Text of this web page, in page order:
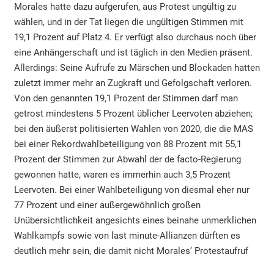
Morales hatte dazu aufgerufen, aus Protest ungültig zu
wählen, und in der Tat liegen die ungültigen Stimmen mit
19,1 Prozent auf Platz 4. Er verfügt also durchaus noch über
eine Anhängerschaft und ist täglich in den Medien präsent.
Allerdings: Seine Aufrufe zu Märschen und Blockaden hatten
zuletzt immer mehr an Zugkraft und Gefolgschaft verloren.
Von den genannten 19,1 Prozent der Stimmen darf man
getrost mindestens 5 Prozent üblicher Leervoten abziehen;
bei den äußerst politisierten Wahlen von 2020, die die MAS
bei einer Rekordwahlbeteiligung von 88 Prozent mit 55,1
Prozent der Stimmen zur Abwahl der de facto-Regierung
gewonnen hatte, waren es immerhin auch 3,5 Prozent
Leervoten. Bei einer Wahlbeteiligung von diesmal eher nur
77 Prozent und einer außergewöhnlich großen
Unübersichtlichkeit angesichts eines beinahe unmerklichen
Wahlkampfs sowie von last minute-Allianzen dürften es
deutlich mehr sein, die damit nicht Morales’ Protestaufruf